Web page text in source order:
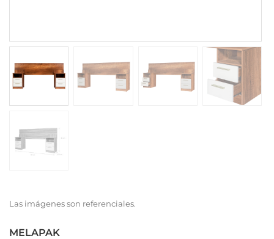
Las imágenes son referenciales.
MELAPAK